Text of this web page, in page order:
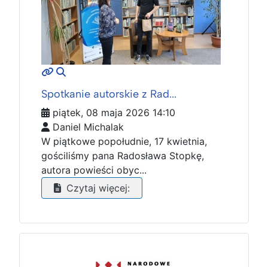
MOD_JTCS_VIEW_ARTICLE_LINK
Spotkanie autorskie z Rad...
piątek, 08 maja 2026 14:10
Daniel Michalak
W piątkowe popołudnie, 17 kwietnia,
gościliśmy pana Radosława Stopkę,
autora powieści obyc...
Czytaj więcej: